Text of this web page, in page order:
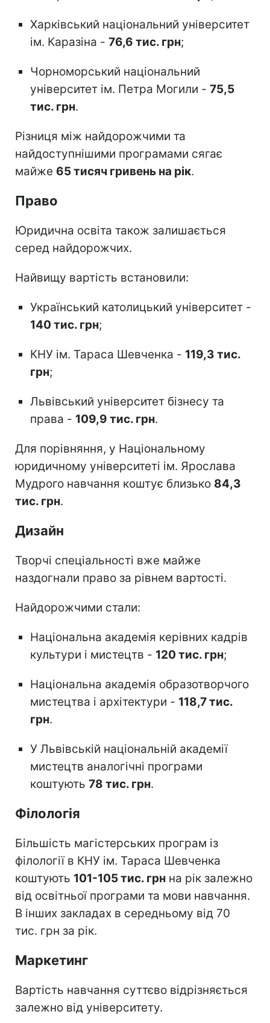
Харківський національний університет
ім. Каразіна - 76,6 тис. грн;
Чорноморський національний
університет ім. Петра Могили - 75,5
тис. грн.
Різниця між найдорожчими та
найдоступнішими програмами сягає
майже 65 тисяч гривень на рік.
Право
Юридична освіта також залишається
серед найдорожчих.
Найвищу вартість встановили:
Український католицький університет -
140 тис. грн;
КНУ ім. Тараса Шевченка - 119,3 тис.
грн;
Львівський університет бізнесу та
права - 109,9 тис. грн.
Для порівняння, у Національному
юридичному університеті ім. Ярослава
Мудрого навчання коштує близько 84,3
тис. грн.
Дизайн
Творчі спеціальності вже майже
наздогнали право за рівнем вартості.
Найдорожчими стали:
Національна академія керівних кадрів
культури і мистецтв - 120 тис. грн;
Національна академія образотворчого
мистецтва і архітектури - 118,7 тис.
грн.
У Львівській національній академії
мистецтв аналогічні програми
коштують 78 тис. грн.
Філологія
Більшість магістерських програм із
філології в КНУ ім. Тараса Шевченка
коштують 101-105 тис. грн на рік залежно
від освітньої програми та мови навчання.
В інших закладах в середньому від 70
тис. грн за рік.
Маркетинг
Вартість навчання суттєво відрізняється
залежно від університету.